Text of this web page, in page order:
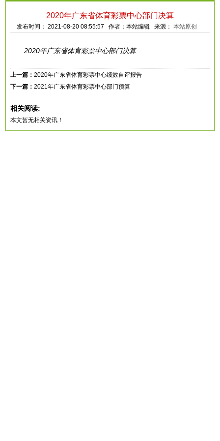
2020年广东省体育彩票中心部门决算
发布时间： 2021-08-20 08:55:57 作者：本站编辑 来源：本站原创
2020年广东省体育彩票中心部门决算
上一篇：2020年广东省体育彩票中心绩效自评报告
下一篇：2021年广东省体育彩票中心部门预算
相关阅读:
本文暂无相关资讯！